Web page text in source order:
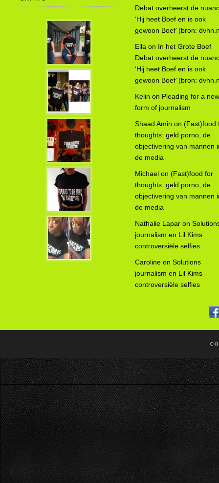
Debat overheerst de
‘Hij heet Boef en is ook
gewoon Boef’ (bron:
Ella on In het Grote Boef
Debat overheerst de
‘Hij heet Boef en is ook
gewoon Boef’ (bron:
Kelin on Pleading for a new
form of journalism
Shaad Amin on (Fast)food
thoughts: geld porno, de
objectivering van mannen
de media
Michael on (Fast)food for
thoughts: geld porno, de
objectivering van mannen
de media
Nathalie Lapar on
journalism en Lil Kims
controversiële selfies
Caroline on Solutions
journalism en Lil Kims
controversiële selfies